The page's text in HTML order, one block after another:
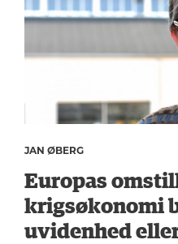
JAN ØBERG
Europas
krigsøkonomi
uvidenhed